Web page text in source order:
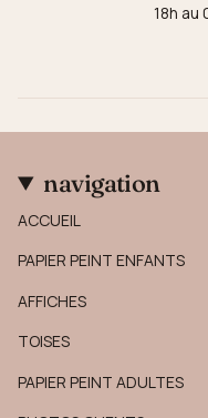
18h au
navigation
ACCUEIL
PAPIER PEINT ENFANTS
AFFICHES
TOISES
PAPIER PEINT ADULTES